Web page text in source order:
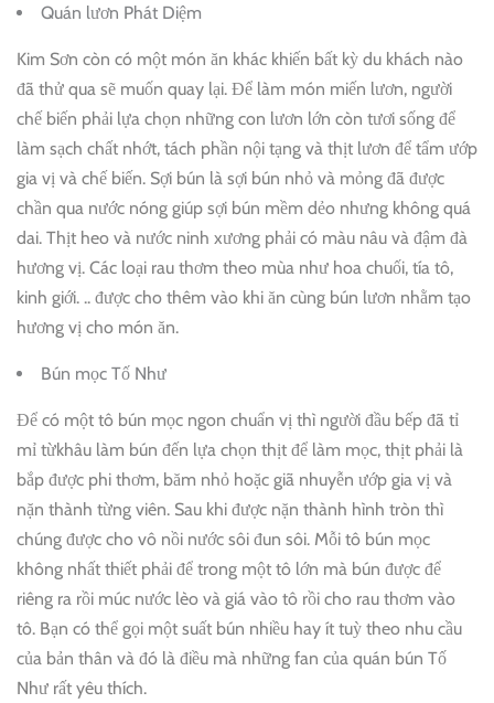
Quán lươn Phát Diệm
Kim Sơn còn có một món ăn khác khiến bất kỳ du khách nào
đã thử qua sẽ muốn quay lại. Để làm món miến lươn, người
chế biến phải lựa chọn những con lươn lớn còn tươi sống để
làm sạch chất nhớt, tách phần nội tạng và thịt lươn để tẩm ướp
gia vị và chế biến. Sợi bún là sợi bún nhỏ và mỏng đã được
chần qua nước nóng giúp sợi bún mềm dẻo nhưng không quá
dai. Thịt heo và nước ninh xương phải có màu nâu và đậm đà
hương vị. Các loại rau thơm theo mùa như hoa chuối, tía tô,
kinh giới. .. được cho thêm vào khi ăn cùng bún lươn nhằm tạo
hương vị cho món ăn.
Bún mọc Tố Như
Để có một tô bún mọc ngon chuẩn vị thì người đầu bếp đã tỉ
mỉ từkhâu làm bún đến lựa chọn thịt để làm mọc, thịt phải là
bắp được phi thơm, băm nhỏ hoặc giã nhuyễn ướp gia vị và
nặn thành từng viên. Sau khi được nặn thành hình tròn thì
chúng được cho vô nồi nước sôi đun sôi. Mỗi tô bún mọc
không nhất thiết phải để trong một tô lớn mà bún được để
riêng ra rồi múc nước lèo và giá vào tô rồi cho rau thơm vào
tô. Bạn có thể gọi một suất bún nhiều hay ít tuỳ theo nhu cầu
của bản thân và đó là điều mà những fan của quán bún Tố
Như rất yêu thích.